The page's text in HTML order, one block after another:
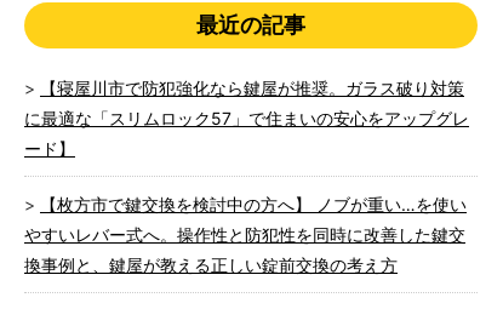
最近の記事
【寝屋川市で防犯強化なら鍵屋が推奨。ガラス破り対策
に最適な「スリムロック57」で住まいの安心をアップグレ
ード】
【枚方市で鍵交換を検討中の方へ】 ノブが重い…を使い
やすいレバー式へ。操作性と防犯性を同時に改善した鍵交
換事例と、鍵屋が教える正しい錠前交換の考え方